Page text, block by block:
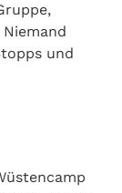
und